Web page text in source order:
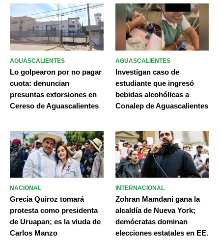
AGUASCALIENTES
Lo golpearon por no pagar
cuota: denuncian
presuntas extorsiones en
Cereso de Aguascalientes
AGUASCALIENTES
Investigan caso de
estudiante que ingresó
bebidas alcohólicas a
Conalep de Aguascalientes
NACIONAL
Grecia Quiroz tomará
protesta como presidenta
de Uruapan; es la viuda de
Carlos Manzo
INTERNACIONAL
Zohran Mamdani gana la
alcaldía de Nueva York;
demócratas dominan
elecciones estatales en EE.